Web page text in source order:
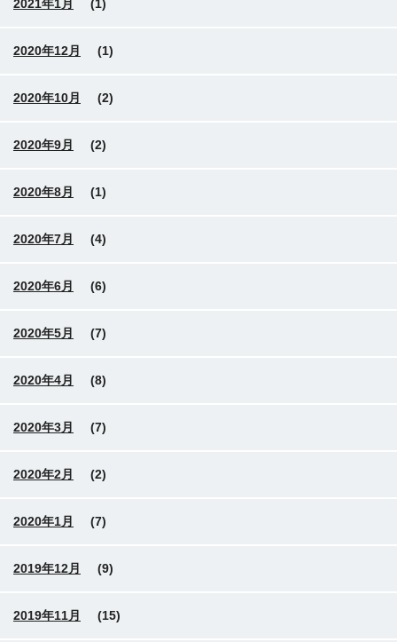
2021年1月 (1)
2020年12月 (1)
2020年10月 (2)
2020年9月 (2)
2020年8月 (1)
2020年7月 (4)
2020年6月 (6)
2020年5月 (7)
2020年4月 (8)
2020年3月 (7)
2020年2月 (2)
2020年1月 (7)
2019年12月 (9)
2019年11月 (15)